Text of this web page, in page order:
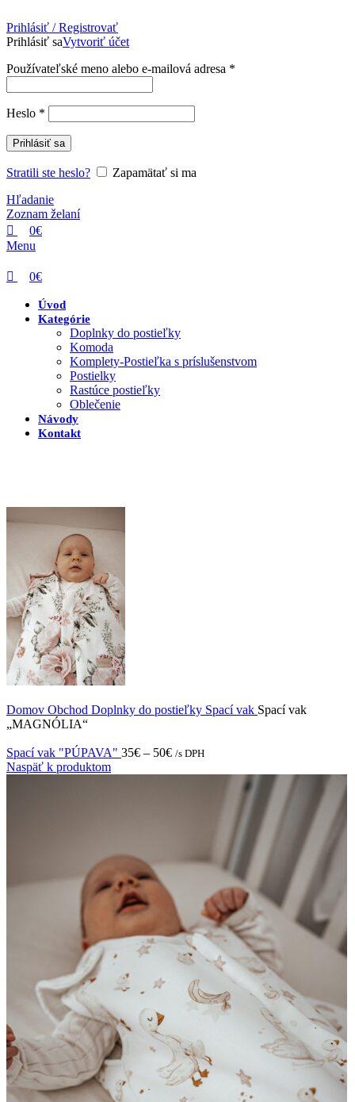
Prihlásiť / Registrovať
Prihlásiť saVytvoriť účet
Používateľské meno alebo e-mailová adresa *
Heslo *
Prihlásiť sa
Stratili ste heslo?
Zapamätať si ma
Hľadanie
Zoznam želaní
0€
Menu
0€
Úvod
Kategórie
Doplnky do postieľky
Komoda
Komplety-Postieľka s príslušenstvom
Postielky
Rastúce postieľky
Oblečenie
Návody
Kontakt
Domov Obchod Doplnky do postieľky Spací vak Spací vak
„MAGNÓLIA“
Spací vak "PÚPAVA" 35€ – 50€ /s DPH
Naspäť k produktom